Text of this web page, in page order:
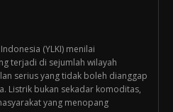
(YLKI) menilai
terjadi di sejumlah wilayah
serius yang tidak boleh dianggap
Listrik bukan sekadar komoditas,
yang menopang